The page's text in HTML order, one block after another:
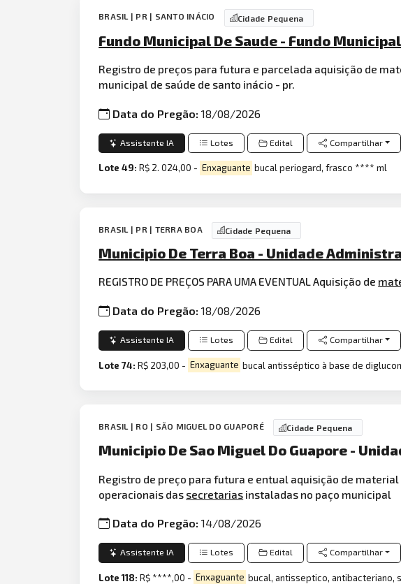
BRASIL | PR | SANTO INÁCIO Cidade Pequena
Fundo Municipal De Saude - Fundo
Registro de preços para futura e parcelada aquisição de
municipal de saúde de santo inácio - pr.
Data do Pregão:18/08/2026
Assistente IA Lotes Edital Compartilhar
Lote 49:R$ 2. 024,00 - Enxaguante bucal periogard, frasco **** ml
BRASIL | PR | TERRA BOA Cidade Pequena
Municipio De Terra Boa - Unidade
REGISTRO DE PREÇOS PARA UMA EVENTUAL Aquisição de
Data do Pregão:18/08/2026
Assistente IA Lotes Edital Compartilhar
Lote 74:R$ 203,00 - Enxaguante bucal antisséptico à base de
BRASIL | RO | SÃO MIGUEL DO GUAPORÉ Cidade Pequena
Municipio De Sao Miguel Do Guapore -
Registro de preço para futura e entual aquisição de material
operacionais das secretarias instaladas no paço municipal
Data do Pregão:14/08/2026
Assistente IA Lotes Edital Compartilhar
Lote 118:R$ ****,00 - Enxaguante bucal, antisseptico, antibacteriano,